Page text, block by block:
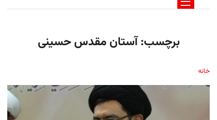
برچسب:آستان مقدس حسینی
خانه